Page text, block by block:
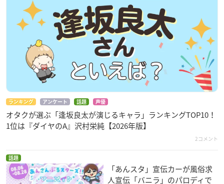
ランキング アンケート 話題 声優
オタクが選ぶ「逢坂良太が演じるキャラ」ランキングTOP10！
1位は『ダイヤのA』沢村栄純【2026年版】
2コメント
話題
「あんスタ」宣伝カーが風俗求
人宣伝「バニラ」のパロディで